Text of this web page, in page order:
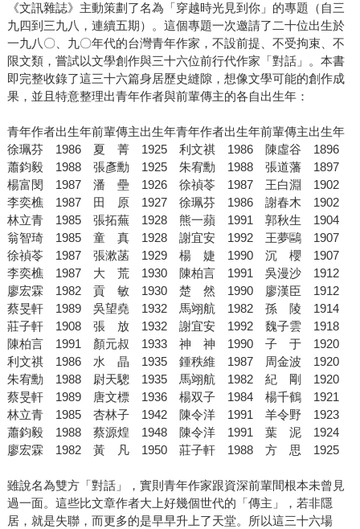
《文訊雜誌》主動策劃了名為「穿越時光見到你」的專題（自三
九四到三九八，連續五期）。這個專題一次邀請了二十位出生於
一九八〇、九〇年代的台灣青年作家，不設前提、不受拘束、不
限文類，嘗試以文學創作與三十六位前行代作家「對話」。本書
即完整收錄了這三十六篇身居歷史縫隙，想像文學可能的創作成
果，並且特意整理出青年作者與前輩傳主的各自出生年：
青年作者出生年前輩傳主出生年青年作者出生年前輩傳主出生年
徐珮芬 1986 夏 菁 1925 利文祺 1986 陳虛谷 1896
蕭鈞毅 1988 張彥勳 1925 朱宥勳 1988 張道藩 1897
楊富閔 1987 潘 壘 1926 徐禎苓 1987 王白淵 1902
李奕樵 1987 田 原 1927 徐珮芬 1986 謝春木 1902
林立青 1985 張拓蕪 1928 熊一蘋 1991 郭秋生 1904
翁智琦 1985 童 真 1928 謝宜安 1992 王夢鷗 1907
徐禎苓 1987 張漱菡 1929 楊 婕 1990 沉 櫻 1907
李奕樵 1987 大 荒 1930 陳柏言 1991 吳漫沙 1912
廖宏霖 1982 貢 敏 1930 楚 然 1990 廖漢臣 1912
蔡旻軒 1989 吳望堯 1932 馬翊航 1982 孫 陵 1914
莊子軒 1908 張 放 1932 謝宜安 1992 魏子雲 1918
陳柏言 1991 顏元叔 1933 神 神 1990 子 于 1920
利文祺 1986 水 晶 1935 鍾秩維 1987 周金波 1920
朱宥勳 1988 尉天驄 1935 馬翊航 1982 紀 剛 1920
蔡旻軒 1989 唐文標 1936 楊双子 1984 楊千鶴 1921
林立青 1985 杏林子 1942 陳令洋 1991 羊令野 1923
蕭鈞毅 1988 蔡源煌 1948 陳令洋 1991 葉 泥 1924
廖宏霖 1982 黃 凡 1950 莊子軒 1988 方 思 1925
雖說名為雙方「對話」，實則青年作家跟資深前輩間根本未曾見
過一面。這些比文章作者大上好幾個世代的「傳主」，若非隱
居，就是失聯，而更多的是早早升上了天堂。所以這三十六場